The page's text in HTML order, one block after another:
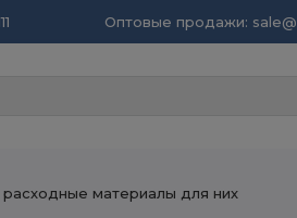
Оптовые продажи:
материалы для них